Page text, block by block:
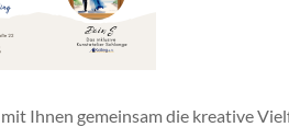
Ihnen gemeinsam die kreative